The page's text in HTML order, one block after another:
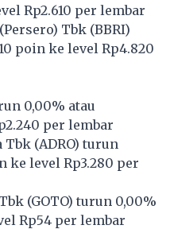
Rp2.610 per lembar
Tbk (BBRI)
poin ke level Rp4.820
0,00% atau
per lembar
Tbk (ADRO) turun
ke level Rp3.280 per
(GOTO) turun 0,00%
Rp54 per lembar